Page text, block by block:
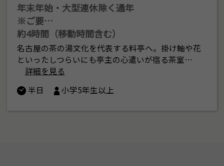
年末年始・大型連休除く通年
※ご要…
約4時間（移動時間含む）
名古屋の茶の湯文化を代表する料亭へ。掛け軸や花
といったしつらいにも亭主の心遣いが宿る茶室…
詳細を見る
半日
小学5年生以上